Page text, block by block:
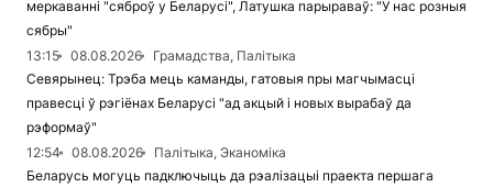
меркаванні "сяброў у Беларусі", Латушка парыраваў: "У нас розныя
сябры"
13:15
08.08.2026
Грамадства, Палітыка
Севярынец: Трэба мець каманды, гатовыя пры магчымасці
правесці ў рэгіёнах Беларусі "ад акцый і новых вырабаў да
рэформаў"
12:54
08.08.2026
Палітыка, Эканоміка
Беларусь могуць падключыць да рэалізацыі праекта першага